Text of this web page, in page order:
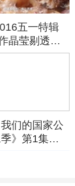
五一特辑
晶莹剔透的
我们的国家公
》第1集：
的旅程